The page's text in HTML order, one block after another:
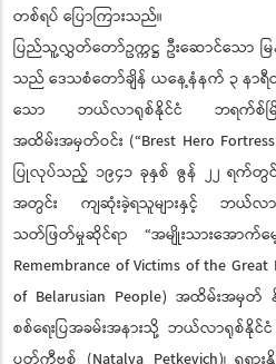
တစ်ရပ် ပြောကြားသည်။
ပြည်သူ့လွှတ်တော်ဥက္ကဋ္ဌ ဦးဆောင်သေ
သည် ဒေသစံတော်ချိန် ယနေ့နံနက် ၃ နာ
သော ဘယ်လာရုစ်နိုင်ငံ ဘရက်စ်မ
အထိမ်းအမှတ်ဝင်း (“Brest Hero
ပြုလုပ်သည့် ၁၉၄၁ ခုနှစ် ဇွန် ၂၂ ရက်တွင်
အတွင်း ကျဆုံးခဲ့ရသူများနှင့် ဘယ်လာ
သတ်ဖြတ်မှုဆိုင်ရာ “အမျိုးသားအောက်
Remembrance of Victims of the
of Belarusian People) အထိမ်းအမှ
စစ်ရေးပြအခမ်းအနားသို့ ဘယ်လာရုစ်နို